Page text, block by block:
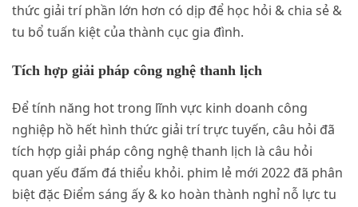
thức giải trí phần lớn hơn có dịp để học hỏi & chia sẻ &
tu bổ tuấn kiệt của thành cục gia đình.
Tích hợp giải pháp công nghệ thanh lịch
Để tính năng hot trong lĩnh vực kinh doanh công
nghiệp hồ hết hình thức giải trí trực tuyến, câu hỏi đã
tích hợp giải pháp công nghệ thanh lịch là câu hỏi
quan yếu đấm đá thiểu khỏi. phim lẻ mới 2022 đã phân
biệt đặc Điểm sáng ấy & ko hoàn thành nghỉ nỗ lực tu